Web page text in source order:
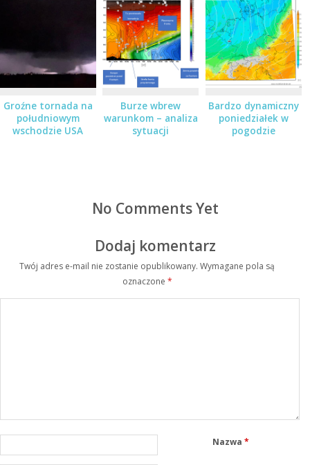
Groźne tornada na
południowym
wschodzie USA
Burze wbrew
warunkom – analiza
sytuacji
Bardzo dynamiczny
poniedziałek w
pogodzie
No Comments Yet
Dodaj komentarz
Twój adres e-mail nie zostanie opublikowany. Wymagane pola są
oznaczone *
Nazwa*